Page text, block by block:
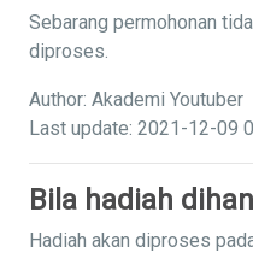
Sebarang permohonan
diproses.
Author: Akademi Youtuber
Last update: 2021-12-09
Bila hadiah
Hadiah akan diproses